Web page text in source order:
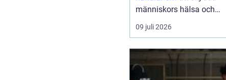
människors hälsa och
skapa säkra miljöer i
bostäder, skolor,
Nä...
09 juli 2026